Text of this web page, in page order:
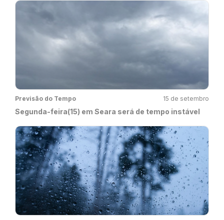
Previsão do Tempo 15 de setembro
Segunda-feira(15) em Seara será de tempo instável